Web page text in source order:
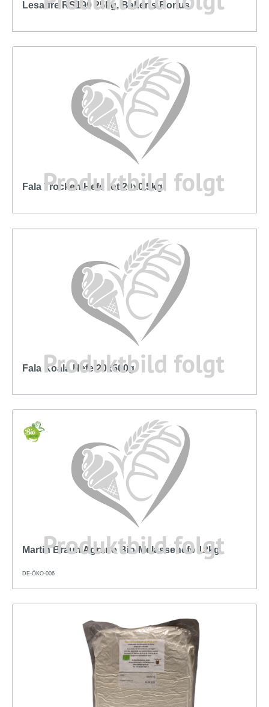
Lesaffre RS190 25kg, Baker´s Bonus
Fala Trocken Hefe rot 20x0,5kg
Fala Koala Hefe 20x500g
Martin Braun Agrano Bio-Melassehefe 12kg
DE-ÖKO-006